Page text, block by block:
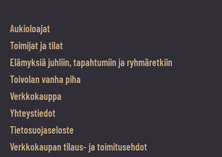
Aukioloajat
Toimijat ja tilat
Elämyksiä juhliin, tapahtumiin ja ryhmäretkiin
Toivolan vanha piha
Verkkokauppa
Yhteystiedot
Tietosuojaseloste
Verkkokaupan tilaus- ja toimitusehdot